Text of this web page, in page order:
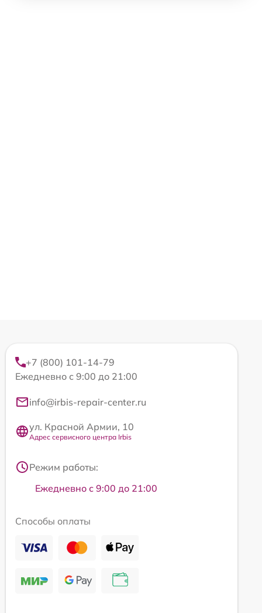
+7 (800) 101-14-79
Ежедневно с 9:00 до 21:00
info@irbis-repair-center.ru
ул. Красной Армии, 10
Адрес сервисного центра Irbis
Режим работы:
Ежедневно с 9:00 до 21:00
Способы оплаты